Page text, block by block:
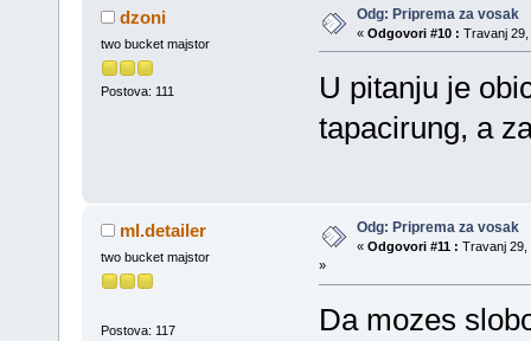
dzoni
two bucket majstor
Postova: 111
Odg: Priprema za vosak
« Odgovori #10 : Travanj 29,
U pitanju je
tapacirung, a
ml.detailer
two bucket majstor
Postova: 117
Odg: Priprema za vosak
« Odgovori #11 : Travanj 29,
»
Da mozes